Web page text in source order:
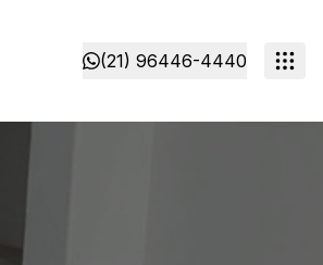
(21) 96446-4440